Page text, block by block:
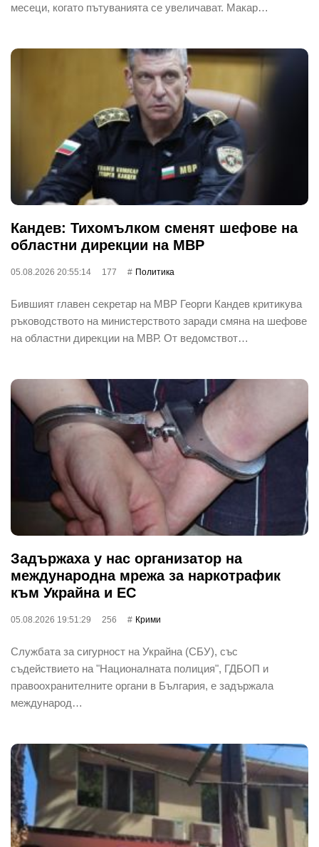
месеци, когато пътуванията се увеличават. Макар…
Кандев: Тихомълком сменят шефове на
областни дирекции на МВР
05.08.2026 20:55:14 177 Политика
Бившият главен секретар на МВР Георги Кандев критикува
ръководството на министерството заради смяна на шефове
на областни дирекции на МВР. От ведомствот…
Задържаха у нас организатор на
международна мрежа за наркотрафик
към Украйна и ЕС
05.08.2026 19:51:29 256 Крими
Службата за сигурност на Украйна (СБУ), със
съдействието на "Националната полиция", ГДБОП и
правоохранителните органи в България, е задържала
международ…